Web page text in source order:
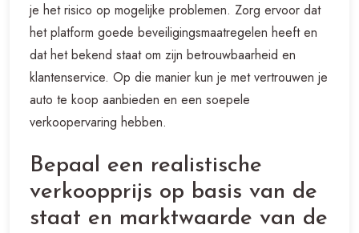
je het risico op mogelijke problemen. Zorg ervoor dat
het platform goede beveiligingsmaatregelen heeft en
dat het bekend staat om zijn betrouwbaarheid en
klantenservice. Op die manier kun je met vertrouwen je
auto te koop aanbieden en een soepele
verkoopervaring hebben.
Bepaal een realistische
verkoopprijs op basis van de
staat en marktwaarde van de